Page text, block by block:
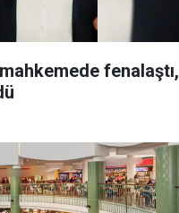
fenalaştı,